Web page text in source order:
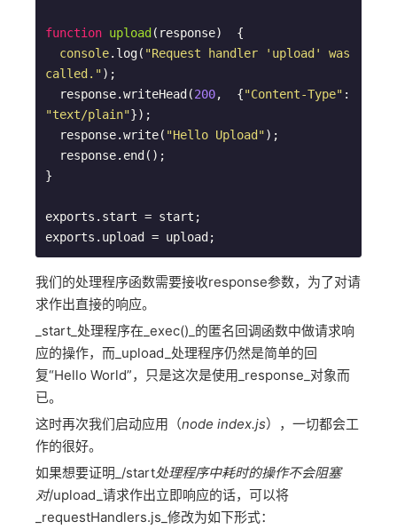
function upload ( response) {
console.log( "Request handler 'upload' was
called.");
response.writeHead(200,  {"Content-Type"
"text/plain"});
response.write( "Hello Upload");
response.end();
}
exports.start = start;
exports.upload = upload;
我们的处理程序函数需要接收response参数，为了对请
求作出直接的响应。
_start_处理程序在_exec()_的匿名回调函数中做请求响
应的操作，而_upload_处理程序仍然是简单的回
复“Hello World”，只是这次是使用_response_对象而
已。
这时再次我们启动应用（node index.js），一切都会工
作的很好。
如果想要证明_/start处理程序中耗时的操作不会阻塞
对/upload_请求作出立即响应的话，可以将
_requestHandlers.js_修改为如下形式：